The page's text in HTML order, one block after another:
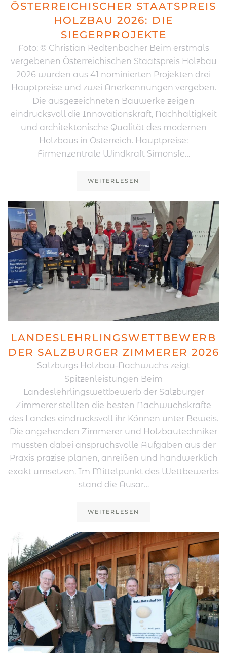
ÖSTERREICHISCHER STAATSPREIS
HOLZBAU 2026: DIE
SIEGERPROJEKTE
Foto: © Christian Redtenbacher Beim erstmals
vergebenen Österreichischen Staatspreis Holzbau
2026 wurden aus 41 nominierten Projekten drei
Hauptpreise und zwei Anerkennungen vergeben.
Die ausgezeichneten Bauwerke zeigen
eindrucksvoll die Innovationskraft, Nachhaltigkeit
und architektonische Qualität des modernen
Holzbaus in Österreich. Hauptpreise:
Firmenzentrale Windkraft Simonsfe…
WEITERLESEN
LANDESLEHRLINGSWETTBEWERB
DER SALZBURGER ZIMMERER 2026
Salzburgs Holzbau-Nachwuchs zeigt
Spitzenleistungen Beim
Landeslehrlingswettbewerb der Salzburger
Zimmerer stellten die besten Nachwuchskräfte
des Landes eindrucksvoll ihr Können unter Beweis.
Die angehenden Zimmerer und Holzbautechniker
mussten dabei anspruchsvolle Aufgaben aus der
Praxis präzise planen, anreißen und handwerklich
exakt umsetzen. Im Mittelpunkt des Wettbewerbs
stand die Ausar…
WEITERLESEN